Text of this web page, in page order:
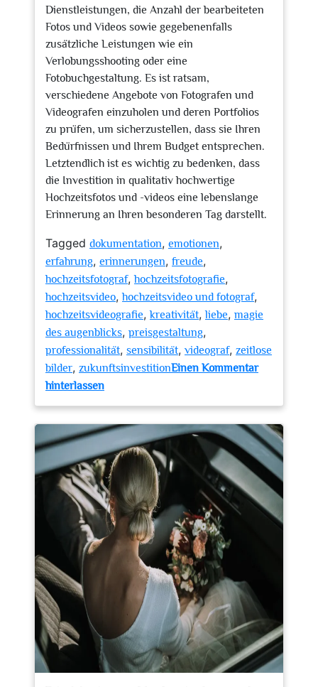
Dienstleistungen, die Anzahl der bearbeiteten
Fotos und Videos sowie gegebenenfalls
zusätzliche Leistungen wie ein
Verlobungsshooting oder eine
Fotobuchgestaltung. Es ist ratsam,
verschiedene Angebote von Fotografen und
Videografen einzuholen und deren Portfolios
zu prüfen, um sicherzustellen, dass sie Ihren
Bedürfnissen und Ihrem Budget entsprechen.
Letztendlich ist es wichtig zu bedenken, dass
die Investition in qualitativ hochwertige
Hochzeitsfotos und -videos eine lebenslange
Erinnerung an Ihren besonderen Tag darstellt.
Tagged dokumentation, emotionen,
erfahrung, erinnerungen, freude,
hochzeitsfotograf,hochzeitsfotografie,
hochzeitsvideo,hochzeitsvideo und fotograf,
hochzeitsvideografie,kreativität,liebe, magie
des augenblicks, preisgestaltung,
professionalität, sensibilität, videograf, zeitlose
bilder, zukunftsinvestitionEinen Kommentar
hinterlassenzu
der
Hochzeitsvideo-
und
Fotografie:
Unvergessliche
Momente
festgehalten